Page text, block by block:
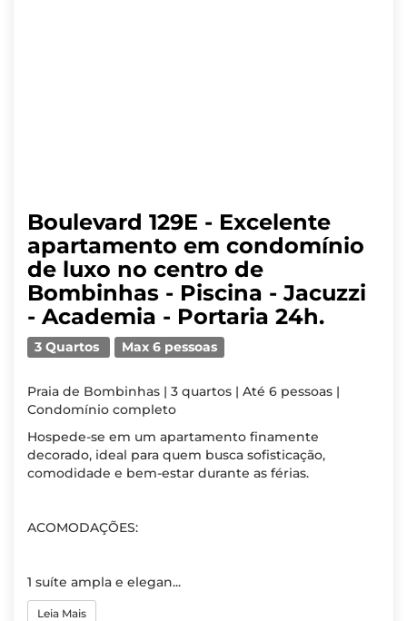
Boulevard 129E - Excelente
apartamento em condomínio
de luxo no centro de
Bombinhas - Piscina - Jacuzzi
- Academia - Portaria 24h.
3 Quartos Max 6 pessoas
Praia de Bombinhas | 3 quartos | Até 6 pessoas |
Condomínio completo
Hospede-se em um apartamento finamente
decorado, ideal para quem busca sofisticação,
comodidade e bem-estar durante as férias.
ACOMODAÇÕES:
1 suíte ampla e elegan...
Leia Mais